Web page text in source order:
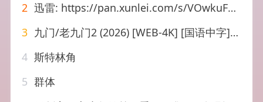
2 迅雷: https://pan.xunlei.com/s/VOwkuFdD1DuKFE3OLm9pLsV8A1?pwd=i7we 南部档案.1080P更 33【超前完结】
3 九门/老九门2 (2026) [WEB-4K] [国语中字] [更至15集],
4 斯特林角
5 群体